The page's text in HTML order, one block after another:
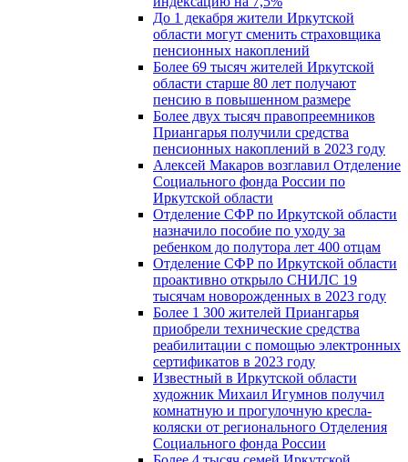
До 1 декабря жители Иркутской
области могут сменить страховщика
пенсионных накоплений
Более 69 тысяч жителей Иркутской
области старше 80 лет получают
пенсию в повышенном размере
Более двух тысяч правопреемников
Приангарья получили средства
пенсионных накоплений в 2023 году
Алексей Макаров возглавил Отделение
Социального фонда России по
Иркутской области
Отделение СФР по Иркутской области
назначило пособие по уходу за
ребенком до полутора лет 400 отцам
Отделение СФР по Иркутской области
проактивно открыло СНИЛС 19
тысячам новорожденных в 2023 году
Более 1 300 жителей Приангарья
приобрели технические средства
реабилитации с помощью электронных
сертификатов в 2023 году
Известный в Иркутской области
художник Михаил Игумнов получил
комнатную и прогулочную кресла-
коляски от регионального Отделения
Социального фонда России